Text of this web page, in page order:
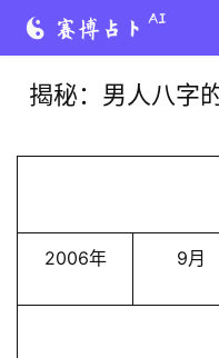
揭秘：男人八字
2006年 9月